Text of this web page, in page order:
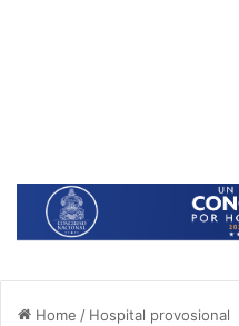
Home / Hospital provosional